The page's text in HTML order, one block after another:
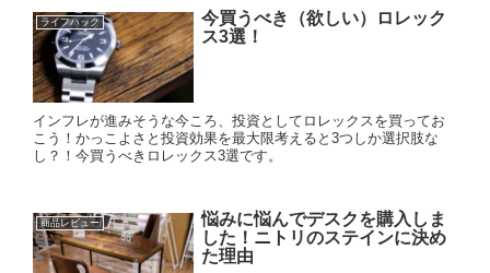
ライフハック
今買うべき（欲しい）ロレック
ス3選！
インフレが進みそうな今ころ、投資としてロレックスを買ってお
こう！かっこよさと投資効果を最大限考えると3つしか選択肢な
し？！今買うべきロレックス3選です。
商品レビュー
悩みに悩んでデスクを購入しま
した！ニトリのステインに決め
た理由